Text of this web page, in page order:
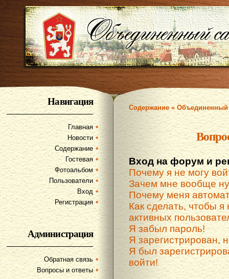
Навигация
Главная
Новости
Содержание
Гостевая
Фотоальбом
Пользователи
Вход
Регистрация
Администрация
Обратная связь
Вопросы и ответы
Содержание «
Вход на форум и
Почему я не могу
Зачем мне вообще
Почему меня
Как сделать, чтобы я
активных
Я забыл пароль!
Я зарегистрирован,
Я был
войти!